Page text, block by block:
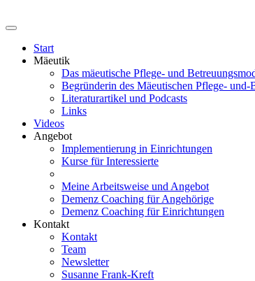
Start
Mäeutik
Das mäeutische Pflege- und
Begründerin des Mäeutischen Pflege- und-
Literaturartikel und Podcasts
Links
Videos
Angebot
Implementierung in Einrichtungen
Kurse für Interessierte
Meine Arbeitsweise und Angebot
Demenz Coaching für Angehörige
Demenz Coaching für Einrichtungen
Kontakt
Kontakt
Team
Newsletter
Susanne Frank-Kreft